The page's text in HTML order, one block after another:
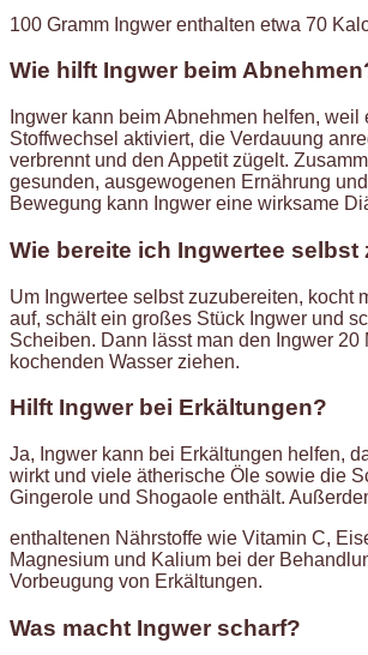
100 Gramm Ingwer enthalten etwa 70
Wie hilft Ingwer beim
Ingwer kann beim Abnehmen helfen, weil
Stoffwechsel aktiviert, die Verdauung
verbrennt und den Appetit zügelt.
gesunden, ausgewogenen Ernährung
Bewegung kann Ingwer eine wirksame
Wie bereite ich Ingwertee selbst
Um Ingwertee selbst zuzubereiten, kocht
auf, schält ein großes Stück Ingwer und
Scheiben. Dann lässt man den Ingwer 20
kochenden Wasser ziehen.
Hilft Ingwer bei Erkältungen?
Ja, Ingwer kann bei Erkältungen helfen,
wirkt und viele ätherische Öle sowie die
Gingerole und Shogaole enthält.
enthaltenen Nährstoffe wie Vitamin C,
Magnesium und Kalium bei der
Vorbeugung von Erkältungen.
Was macht Ingwer scharf?